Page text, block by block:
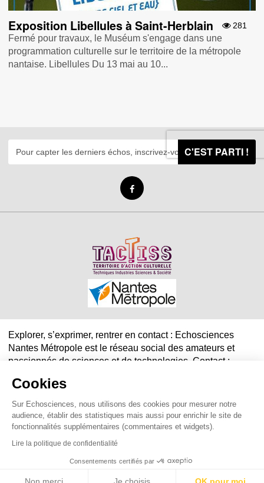
Cookies
Sur Echosciences, nous utilisons des cookies pour mesurer notre
audience, établir des statistiques mais aussi pour enrichir le site de
fonctionnalités supplémentaires (commentaires et widgets).
Lire la politique de confidentialité
Consentements certifiés par
281
Exposition Libellules à Saint-Herblain
Fermé pour travaux, le Muséum s'engage dans une
programmation culturelle sur le territoire de la métropole
nantaise. Libellules Du 13 mai au 10...
C'EST PARTI !
Explorer, s’exprimer, rentrer en contact : Echosciences
Nantes Métropole est le réseau social des amateurs et
passionnés de sciences et de technologies. Contact :
Mentions légales| Politique de confidentialité|CGU
|Ligne éditoriale